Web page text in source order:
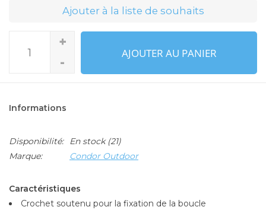
Ajouter à la liste de souhaits
+
-
AJOUTER AU PANIER
Informations
Disponibilité: En stock(21)
Marque:
Condor Outdoor
Caractéristiques
Crochet soutenu pour la fixation de la boucle